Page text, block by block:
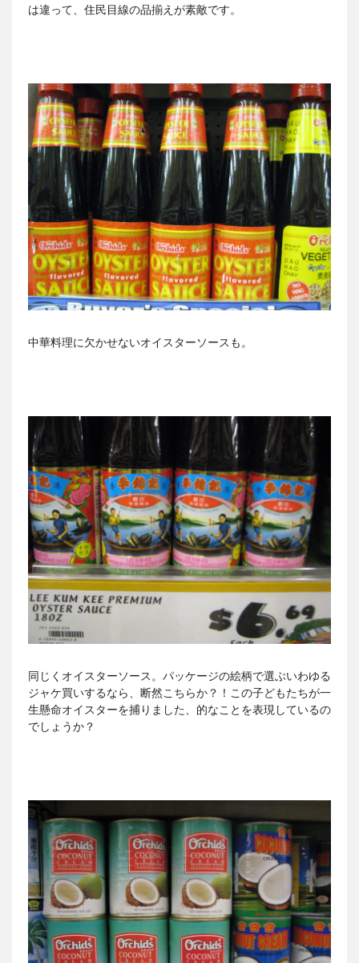
は違って、住民目線の品揃えが素敵です。
中華料理に欠かせないオイスターソースも。
同じくオイスターソース。パッケージの絵柄で選ぶいわゆる
ジャケ買いするなら、断然こちらか？！この子どもたちが一
生懸命オイスターを捕りました、的なことを表現しているの
でしょうか？